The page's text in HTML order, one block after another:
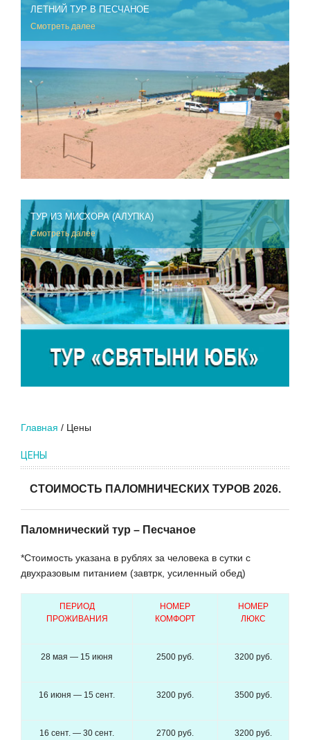
ЛЕТНИЙ ТУР В ПЕСЧАНОЕ
Смотреть далее
ТУР ИЗ МИСХОРА (АЛУПКА)
Смотреть далее
Главная Цены
ЦЕНЫ
СТОИМОСТЬ ПАЛОМНИЧЕСКИХ ТУРОВ 2026.
Паломнический тур – Песчаное
*Стоимость указана в рублях за человека в сутки с
двухразовым питанием (завтрк, усиленный обед)
ПЕРИОД
ПРОЖИВАНИЯ
НОМЕР
КОМФОРТ
НОМЕР
ЛЮКС
28 мая — 15 июня 2500 руб. 3200 руб.
16 июня — 15 сент. 3200 руб. 3500 руб.
16 сент. — 30 сент. 2700 руб. 3200 руб.